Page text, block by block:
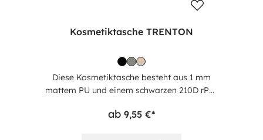
Kosmetiktasche TRENTON
Diese Kosmetiktasche besteht aus 1 mm
mattem PU und einem schwarzen 210D rPET
umweltfreundlich macht. Sie bietet ein
ab 9,55 €*